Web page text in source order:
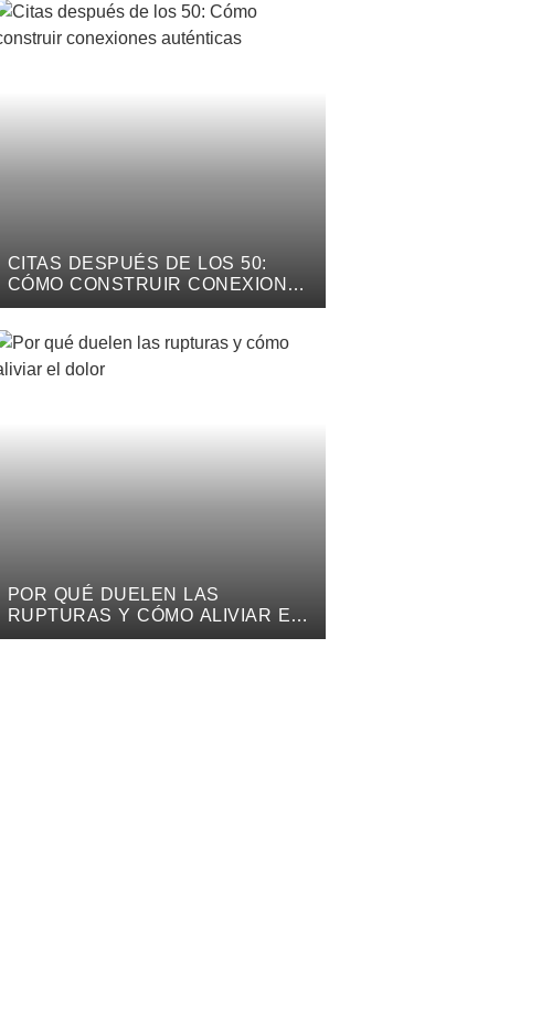
CITAS DESPUÉS DE LOS 50:
CÓMO CONSTRUIR CONEXIONES
AUTÉNTICAS
POR QUÉ DUELEN LAS
RUPTURAS Y CÓMO ALIVIAR EL
DOLOR